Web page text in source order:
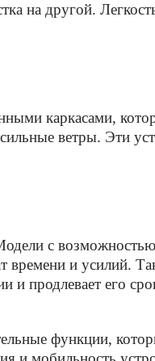
на другой.
каркасами,
ветры. Эти
с
времени и усилий.
и продлевает его
функции,